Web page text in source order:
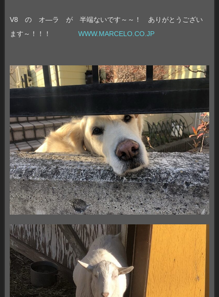
V8 の オ―ラ が 半端ないです～～！ ありがとうござい
ます～！！！ WWW.MARCELO.CO.JP